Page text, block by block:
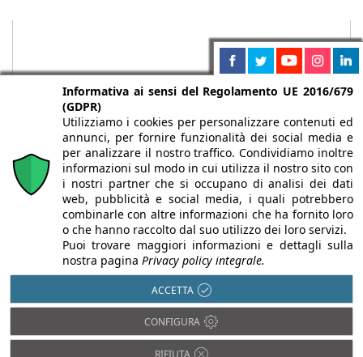
Chi siamo Autori Per la tua pubblicità
Iscriviti alla
newsletter
Infobuild è testata registrata presso il Tribunale di Milano al n° 63
dell’8/3/2013 - ISSN 2282-2267
© 2000-2026 Infoweb srl - P.IVA 13155920153 - Tutti i diritti
Informativa ai sensi del Regolamento UE 2016/679
(GDPR)
Utilizziamo i cookies per personalizzare contenuti ed
annunci, per fornire funzionalità dei social media e
per analizzare il nostro traffico. Condividiamo inoltre
informazioni sul modo in cui utilizza il nostro sito con
i nostri partner che si occupano di analisi dei dati
web, pubblicità e social media, i quali potrebbero
combinarle con altre informazioni che ha fornito loro
o che hanno raccolto dal suo utilizzo dei loro servizi.
Puoi trovare maggiori informazioni e dettagli sulla
nostra pagina Privacy policy integrale.
ACCETTA
CONFIGURA
RIFIUTA